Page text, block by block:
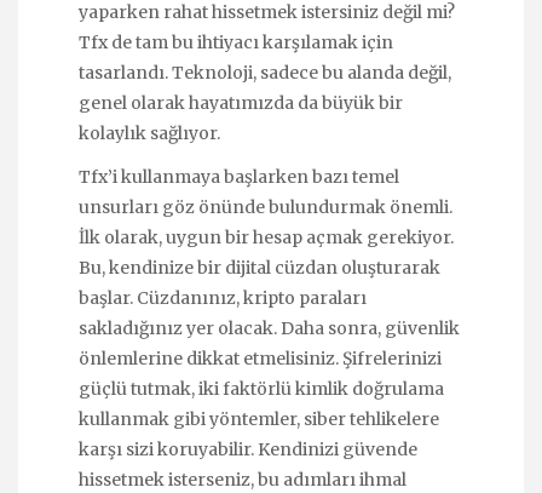
yaparken rahat hissetmek istersiniz değil mi?
Tfx de tam bu ihtiyacı karşılamak için
tasarlandı. Teknoloji, sadece bu alanda değil,
genel olarak hayatımızda da büyük bir
kolaylık sağlıyor.
Tfx’i kullanmaya başlarken bazı temel
unsurları göz önünde bulundurmak önemli.
İlk olarak, uygun bir hesap açmak gerekiyor.
Bu, kendinize bir dijital cüzdan oluşturarak
başlar. Cüzdanınız, kripto paraları
sakladığınız yer olacak. Daha sonra, güvenlik
önlemlerine dikkat etmelisiniz. Şifrelerinizi
güçlü tutmak, iki faktörlü kimlik doğrulama
kullanmak gibi yöntemler, siber tehlikelere
karşı sizi koruyabilir. Kendinizi güvende
hissetmek isterseniz, bu adımları ihmal